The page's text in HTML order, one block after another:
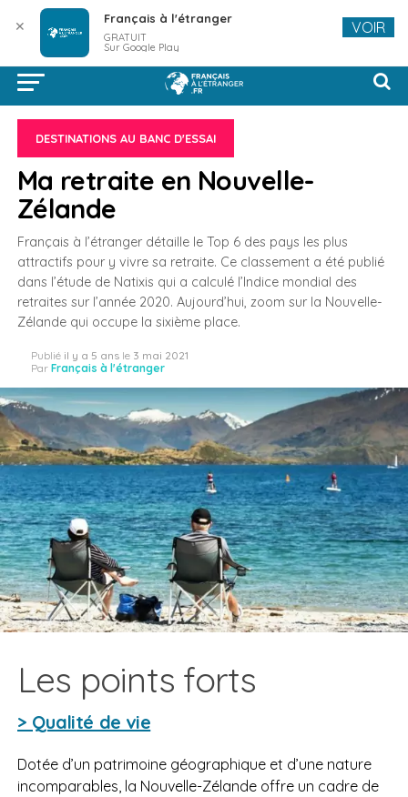
DESTINATIONS AU BANC D'ESSAI
Ma retraite en Nouvelle-
Zélande
Français à l’étranger détaille le Top 6 des pays les plus
attractifs pour y vivre sa retraite. Ce classement a été publié
dans l’étude de Natixis qui a calculé l’Indice mondial des
retraites sur l’année 2020. Aujourd’hui, zoom sur la Nouvelle-
Zélande qui occupe la sixième place.
Publié il y a 5 ans le 3 mai 2021
Par Français à l'étranger
Les points forts
> Qualité de vie
Dotée d’un patrimoine géographique et d’une nature
incomparables, la Nouvelle-Zélande offre un cadre de
✕ Français à l'étranger
GRATUIT
Sur Google Play
VOIR